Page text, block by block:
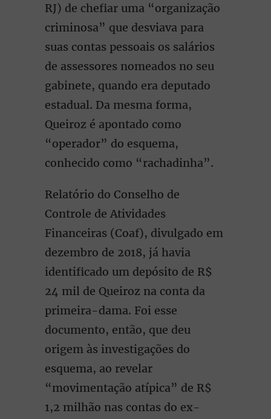
RJ) de chefiar uma “organização
criminosa” que desviava para
suas contas pessoais os salários
de assessores nomeados no seu
gabinete, quando era deputado
estadual. Da mesma forma,
Queiroz é apontado como
“operador” do esquema,
conhecido como “rachadinha”.
Relatório do Conselho de
Controle de Atividades
Financeiras (Coaf), divulgado em
dezembro de 2018, já havia
identificado um depósito de R$
24 mil de Queiroz na conta da
primeira-dama. Foi esse
documento, então, que deu
origem às investigações do
esquema, ao revelar
“movimentação atípica” de R$
1,2 milhão nas contas do ex-